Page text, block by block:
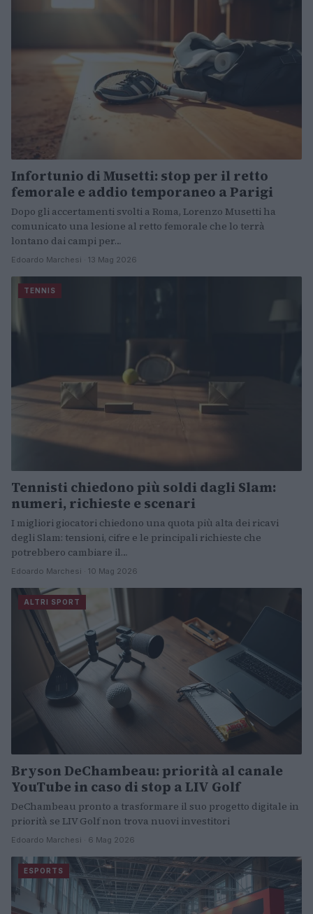
Infortunio di Musetti: stop per il retto
femorale e addio temporaneo a Parigi
Dopo gli accertamenti svolti a Roma, Lorenzo Musetti ha
comunicato una lesione al retto femorale che lo terrà
lontano dai campi per…
Edoardo Marchesi · 13 Mag 2026
TENNIS
Tennisti chiedono più soldi dagli Slam:
numeri, richieste e scenari
I migliori giocatori chiedono una quota più alta dei ricavi
degli Slam: tensioni, cifre e le principali richieste che
potrebbero cambiare il…
Edoardo Marchesi · 10 Mag 2026
ALTRI SPORT
Bryson DeChambeau: priorità al canale
YouTube in caso di stop a LIV Golf
DeChambeau pronto a trasformare il suo progetto digitale in
priorità se LIV Golf non trova nuovi investitori
Edoardo Marchesi · 6 Mag 2026
ESPORTS